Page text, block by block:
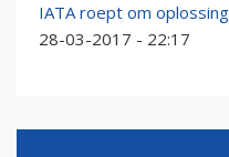
IATA roept om
28-03-2017 - 22:17